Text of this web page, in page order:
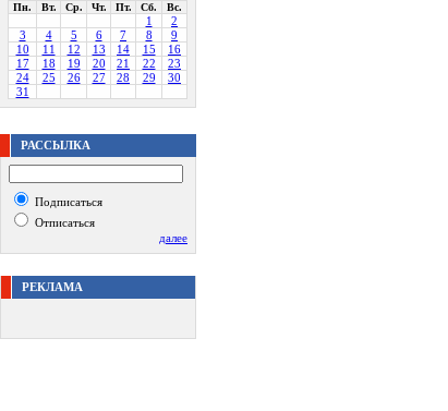
Пн. Вт. Ср. Чт. Пт. Сб. Вс.
1
2
3
4 5 6 7 8
9
10
11 12 13 14 15
16
17
18 19 20 21 22
23
24
25 26 27 28 29
30
31
РАССЫЛКА
Подписаться
Отписаться
далее
РЕКЛАМА